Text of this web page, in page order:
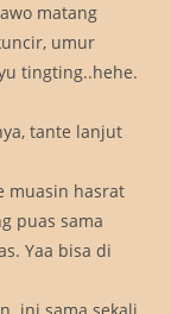
matang
umur
tingting..hehe.
tante lanjut
muasin hasrat
puas sama
Yaa bisa di